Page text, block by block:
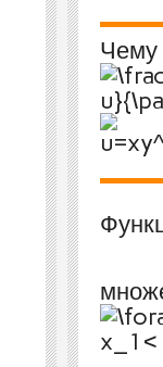
Чему